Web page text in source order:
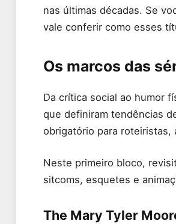
nas últimas décadas. Se
vale conferir como esses
Os marcos das
Da crítica social ao humor
que definiram tendências
obrigatório para roteiristas,
Neste primeiro bloco,
sitcoms, esquetes e
The Mary Tyler